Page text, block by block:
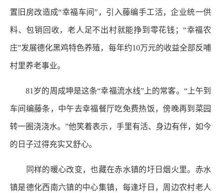
置旧房改造成“幸福车间”，引入藤编手工活，企业统一供
料、包销回收，老人足不出村就能挣到零花钱；“幸福农
庄”发展德化黑鸡特色养殖，每年约10万元的收益全部反哺
村里养老事业。
81岁的周成坤是这条“幸福流水线”上的常客。“上午到
车间编藤条，中午去幸福餐厅吃免费热饭，傍晚再到菜园
转一圈浇浇水。”他笑着表示，手里有活、身边有伴，如今
的日子过得充实又舒心。
同样的暖心改变，也藏在赤水镇的圩日烟火里。赤水
镇是德化西南六镇的中心集镇，每逢圩日，周边农村老人